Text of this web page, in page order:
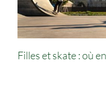
Filles et skate : où